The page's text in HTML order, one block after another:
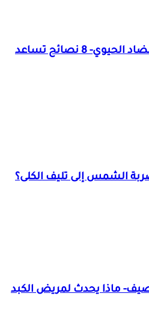
تنظيف الكلى من المضاد الحيوي- 8 نصائح تساعد
الشمس إلى تليف الكلى؟
ماذا يحدث لمريض الكبد